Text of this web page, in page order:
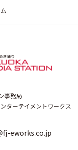
事務局
ターテイメントワークス
eworks.co.jp